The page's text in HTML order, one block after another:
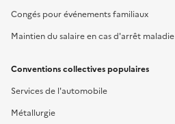
Congés pour événements familiaux
Maintien du salaire en cas d'arrêt maladie
Conventions collectives populaires
Services de l'automobile
Métallurgie